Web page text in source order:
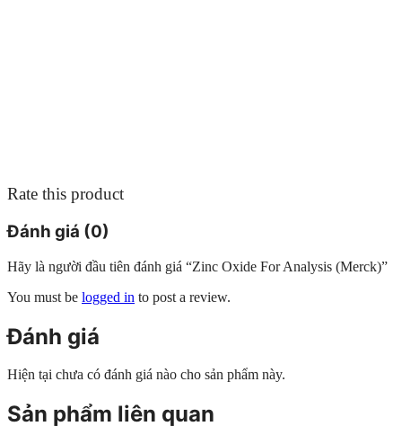
Rate this product
Đánh giá (0)
Hãy là người đầu tiên đánh giá “Zinc Oxide For Analysis (Merck)”
You must be logged in to post a review.
Đánh giá
Hiện tại chưa có đánh giá nào cho sản phẩm này.
Sản phẩm liên quan